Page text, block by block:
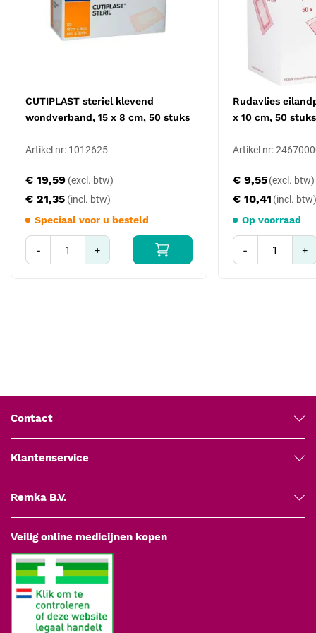
20 x 10 cm, 50 stuks
25 x 10 cm, 50 stuks
30 x 10 cm, 50 stuks
Merk: Nobamed (Rudavlies)
wondkussen
Steriliteit: steriel
Verpakking: 50 stuks
CUTIPLAST steriel klevend
wondverband, 15 x 8 cm, 50 stuks
Artikel nr: 1012625
€ 21,35
€ 19,59
Speciaal voor u besteld
- +
Rudavlies
x 10 cm, 50 stuks
Artikel nr:
€ 10,41
€ 9,55
Op voorraad
- +
Contact
Klantenservice
Remka B.V.
Veilig online medicijnen kopen